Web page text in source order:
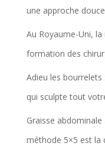
une approche
Au Royaume-Uni,
formation des
Adieu les bourrelets
qui sculpte tout
Graisse
méthode 5×5 est la